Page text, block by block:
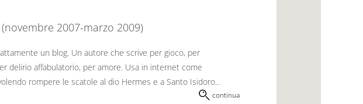
2007-marzo 2009)
un blog. Un autore che scrive per gioco, per
delirio affabulatorio, per amore. Usa in internet come
rompere le scatole al dio Hermes e a Santo Isidoro...
continua